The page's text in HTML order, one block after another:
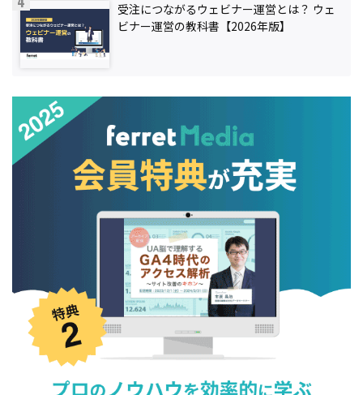
受注につながるウェビナー運営とは？ ウェ
ビナー運営の教科書【2026年版】